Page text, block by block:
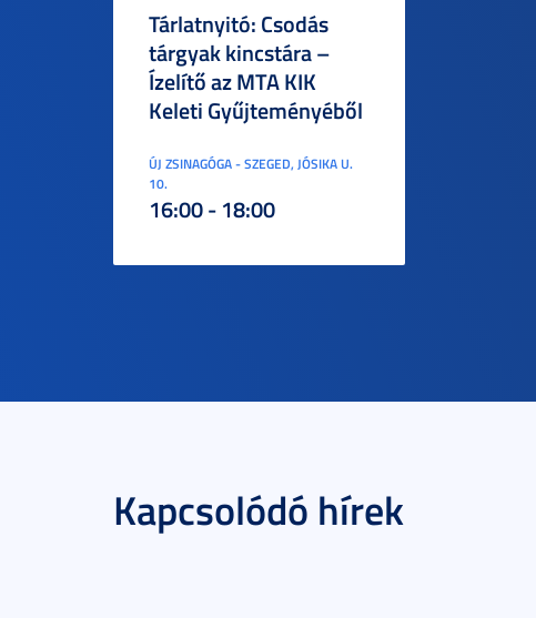
Tárlatnyitó: Csodás
tárgyak kincstára –
Ízelítő az MTA KIK
Keleti Gyűjteményéből
ÚJ ZSINAGÓGA - SZEGED, JÓSIKA U.
10.
16:00 - 18:00
Kapcsolódó hírek